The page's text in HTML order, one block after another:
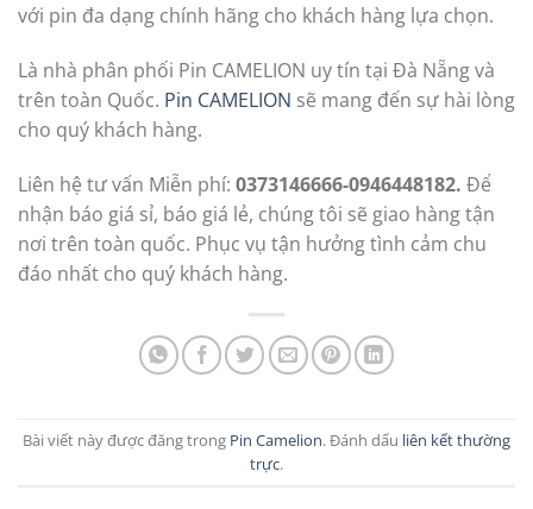
với pin đa dạng chính hãng cho khách hàng lựa chọn.
Là nhà phân phối Pin CAMELION uy tín tại Đà Nẵng và
trên toàn Quốc. Pin CAMELION sẽ mang đến sự hài lòng
cho quý khách hàng.
Liên hệ tư vấn Miễn phí: 0373146666-0946448182. Để
nhận báo giá sỉ, báo giá lẻ, chúng tôi sẽ giao hàng tận
nơi trên toàn quốc. Phục vụ tận hưởng tình cảm chu
đáo nhất cho quý khách hàng.
Bài viết này được đăng trong Pin Camelion. Đánh dấu liên kết thường
trực.